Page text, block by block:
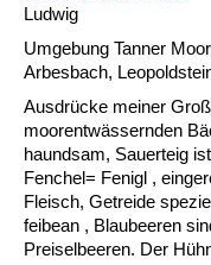
Ludwig
Umgebung Tanner
Arbesbach,
Ausdrücke meiner
moorentwässernden
haundsam, Sauerteig
Fenchel= Fenigl ,
Fleisch, Getreide
feibean , Blaubeeren
Preiselbeeren. Der